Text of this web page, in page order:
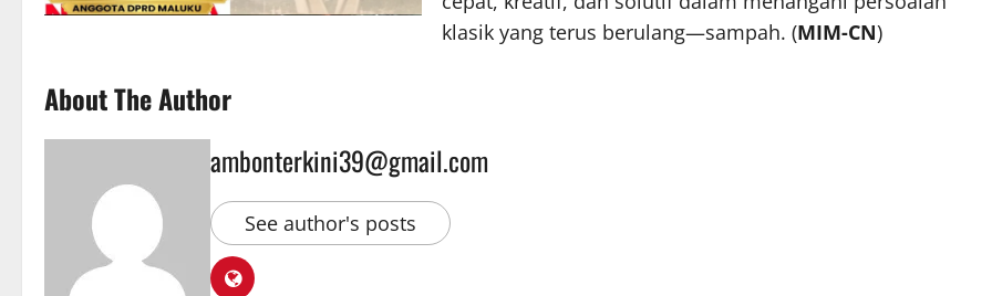
klasik yang terus berulang—sampah. (MIM-CN)
About The Author
ambonterkini39@gmail.com
See author's posts